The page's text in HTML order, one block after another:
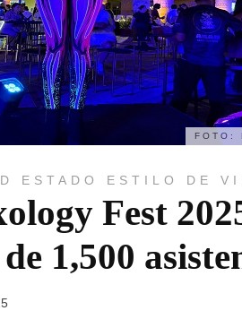
FOTO:
ESTADO ESTILO DE
Fest
1,500